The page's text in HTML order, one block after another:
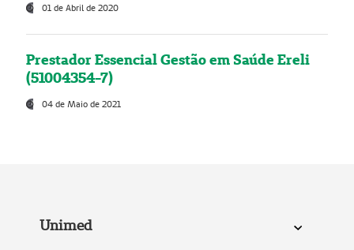
01 de Abril de 2020
Prestador Essencial Gestão em Saúde Ereli
(51004354-7)
04 de Maio de 2021
Unimed